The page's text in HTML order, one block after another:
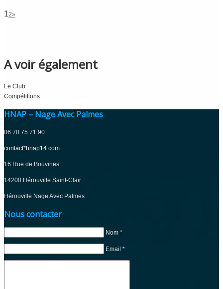
12»
A voir également
Le Club
Compétitions
HNAP – Nage Avec Palmes
06 70 75 71 90
contact*hnap14.com
16 Rue de Bouvines
14200 Hérouville Saint-Clair
Hérouville Nage Avec Palmes
Nous contacter
Nom *
Email *